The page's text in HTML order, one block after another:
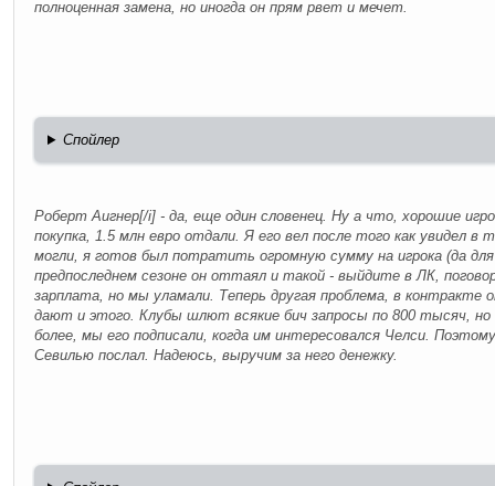
полноценная замена, но иногда он прям рвет и мечет.
Спойлер
Роберт Аигнер[/i] - да, еще один словенец. Ну а что, хорошие
покупка, 1.5 млн евро отдали. Я его вел после того как увидел в
могли, я готов был потратить огромную сумму на игрока (да
предпоследнем сезоне он оттаял и такой - выйдите в ЛК,
зарплата, но мы уламали. Теперь другая проблема, в контракте
дают и этого. Клубы шлют всякие бич запросы по 800 тысяч,
более, мы его подписали, когда им интересовался Челси.
Севилью послал. Надеюсь, выручим за него денежку.